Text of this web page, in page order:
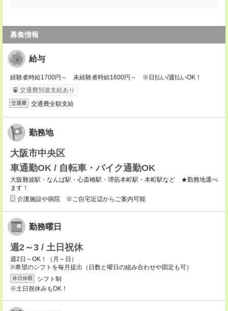
募集情報
給与
経験者時給1700円～ 未経験者時給1600円～ ※日払い/週払いOK！
交通費別途支給あり
交通費 交通費全額支給
勤務地
大阪市中央区
車通勤OK / 自転車・バイク通勤OK
大阪難波駅・なんば駅・心斎橋駅・堺筋本町駅・本町駅など ★勤務地選べ
ます！
介護施設や病院 ※ご自宅近辺からご案内可能
勤務曜日
週2～3 / 土日祝休
週2日～OK！（月～日）
※希望のシフトを毎月提出（日数と曜日の組み合わせや固定も可）
休日休暇
シフト制
※土日祝休みもOK！